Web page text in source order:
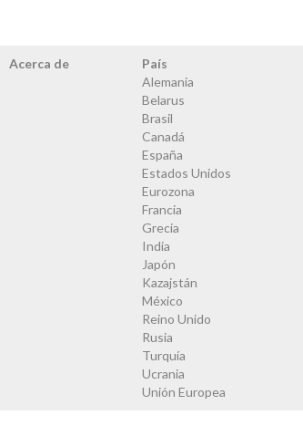
Acerca de
País
Alemania
Belarus
Brasil
Canadá
España
Estados Unidos
Eurozona
Francia
Grecia
India
Japón
Kazajstán
México
Reino Unido
Rusia
Turquía
Ucrania
Unión Europea